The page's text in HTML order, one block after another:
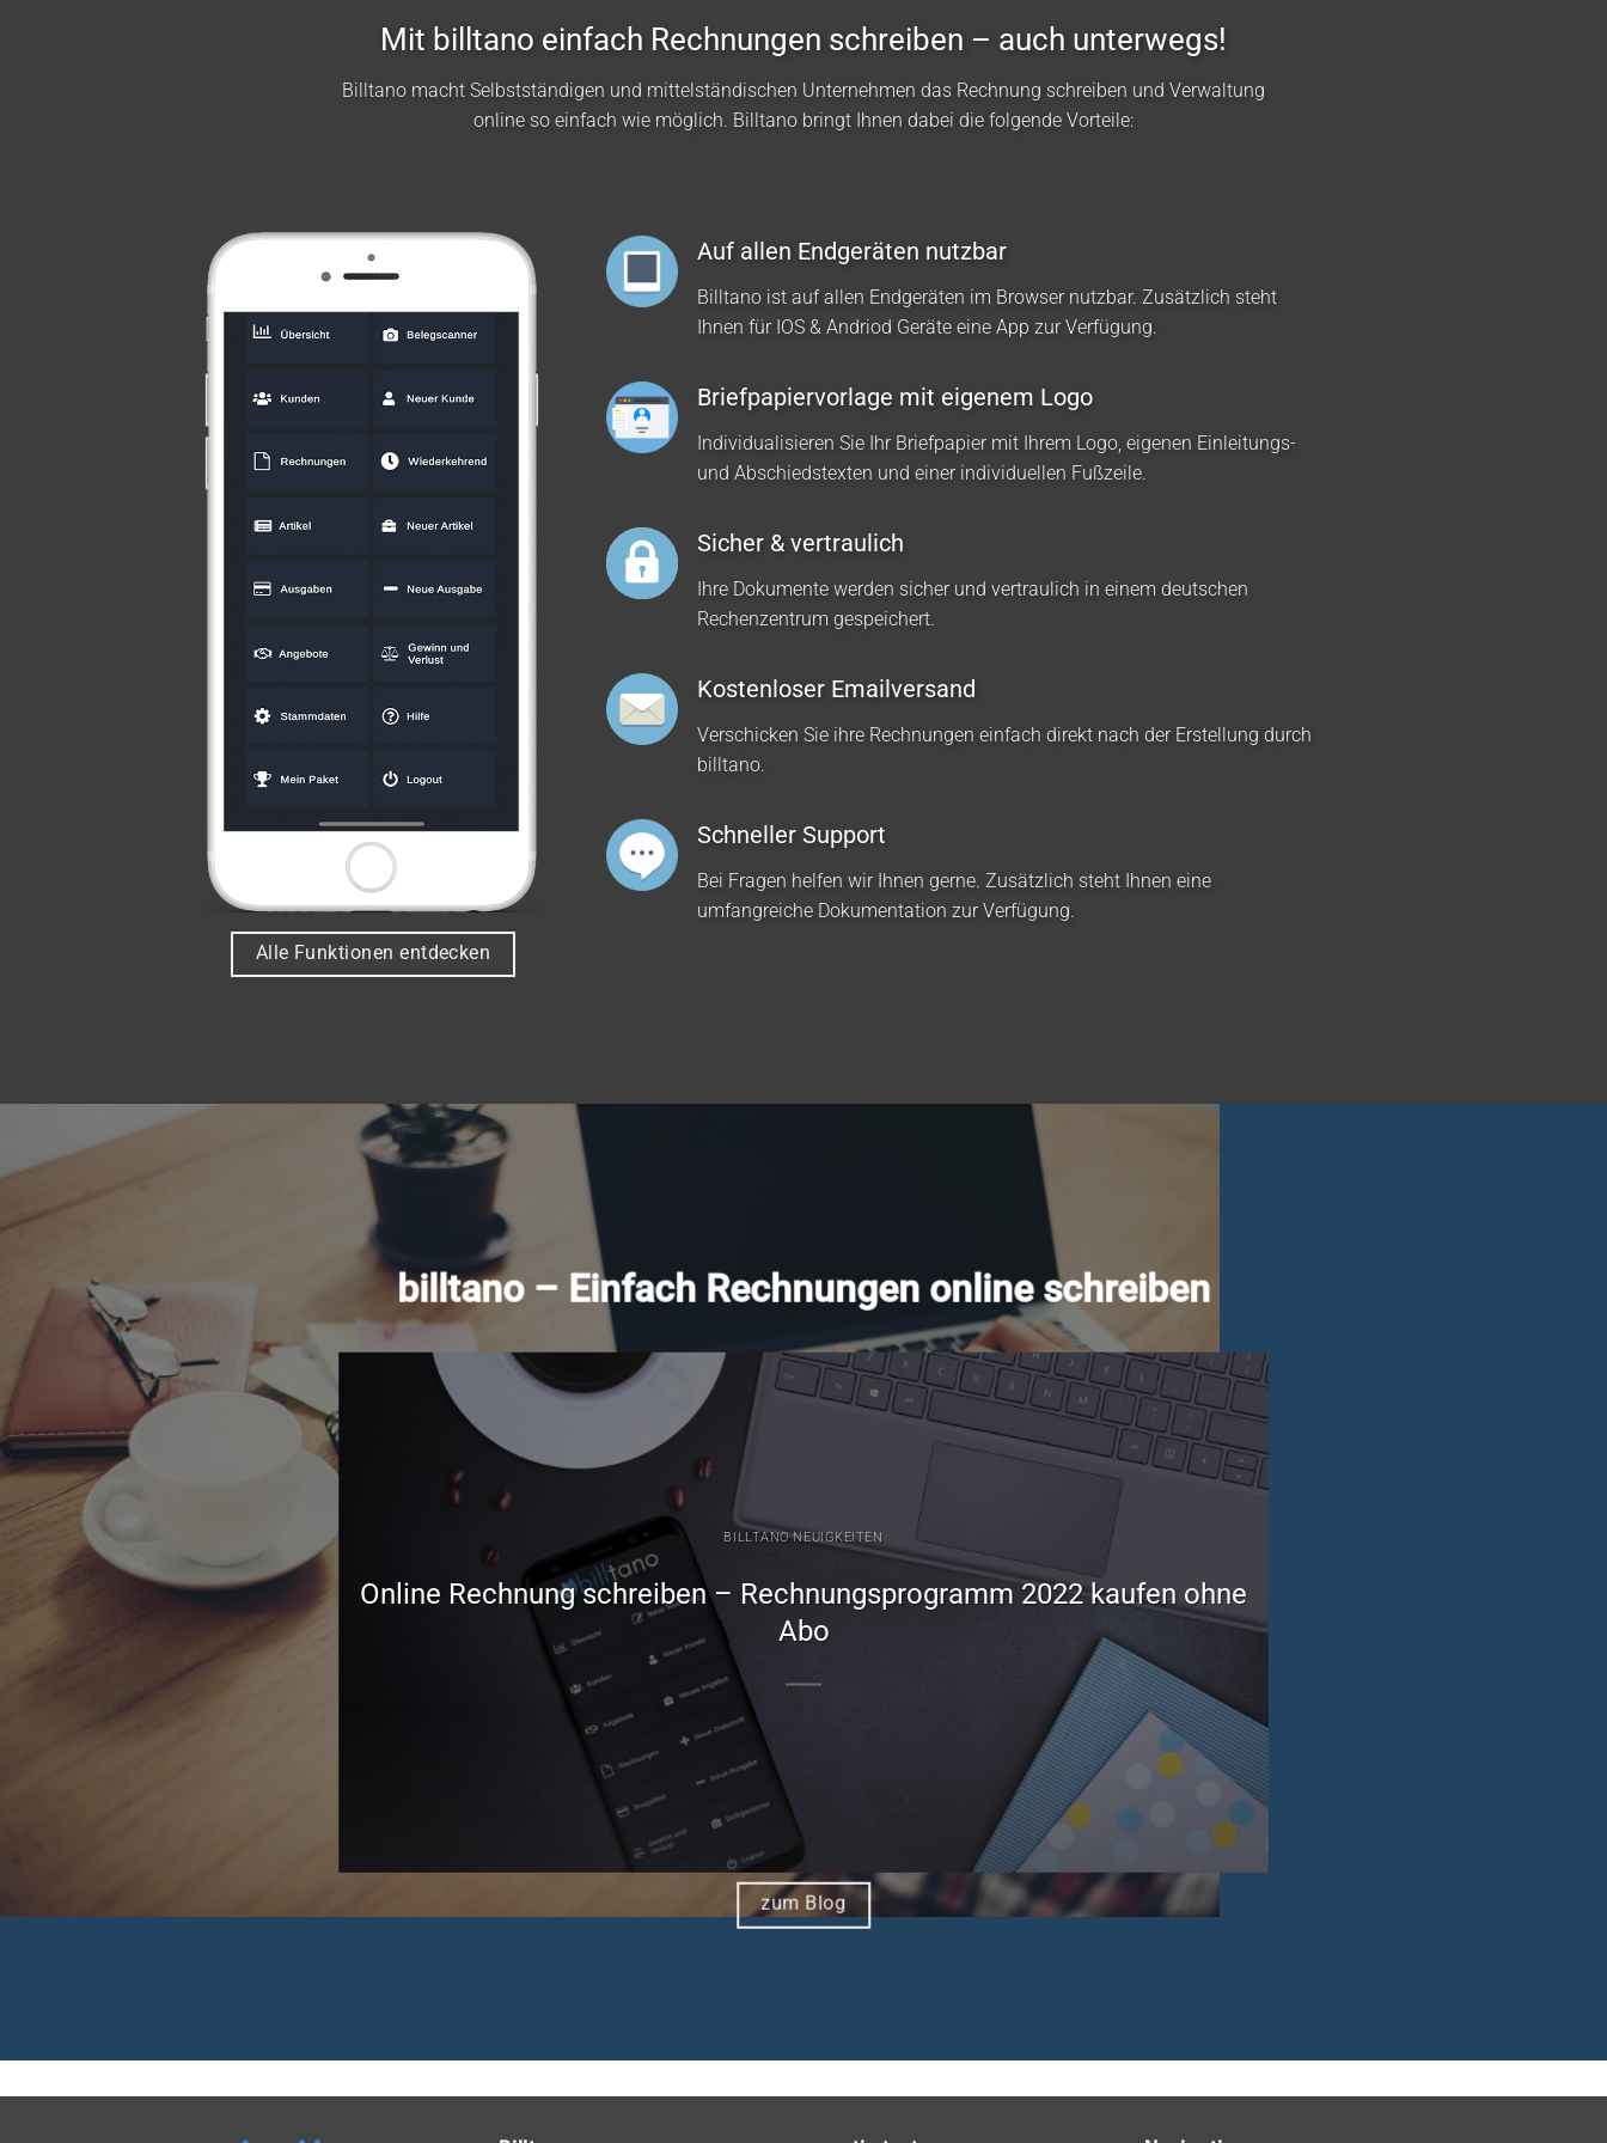
Mit billtano einfach Rechnungen schreiben – auch unterwegs!
Billtano macht Selbstständigen und mittelständischen Unternehmen das Rechnung schreiben und Verwaltung
online so einfach wie möglich. Billtano bringt Ihnen dabei die folgende Vorteile:
Alle Funktionen entdecken
Auf allen Endgeräten nutzbar
Billtano ist auf allen Endgeräten im Browser nutzbar. Zusätzlich steht
Ihnen für IOS & Andriod Geräte eine App zur Verfügung.
Briefpapiervorlage mit eigenem Logo
Individualisieren Sie Ihr Briefpapier mit Ihrem Logo, eigenen Einleitungs-
und Abschiedstexten und einer individuellen Fußzeile.
Sicher & vertraulich
Ihre Dokumente werden sicher und vertraulich in einem deutschen
Rechenzentrum gespeichert.
Kostenloser Emailversand
Verschicken Sie ihre Rechnungen einfach direkt nach der Erstellung durch
billtano.
Schneller Support
Bei Fragen helfen wir Ihnen gerne. Zusätzlich steht Ihnen eine
umfangreiche Dokumentation zur Verfügung.
billtano – Einfach Rechnungen online schreiben
BILLTANO NEUIGKEITEN
Online Rechnung schreiben – Rechnungsprogramm 2022 kaufen ohne
Abo
zum Blog